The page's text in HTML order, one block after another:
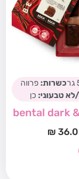
כשרות:פרווה
לא טבעוני: כן
bental dark
₪